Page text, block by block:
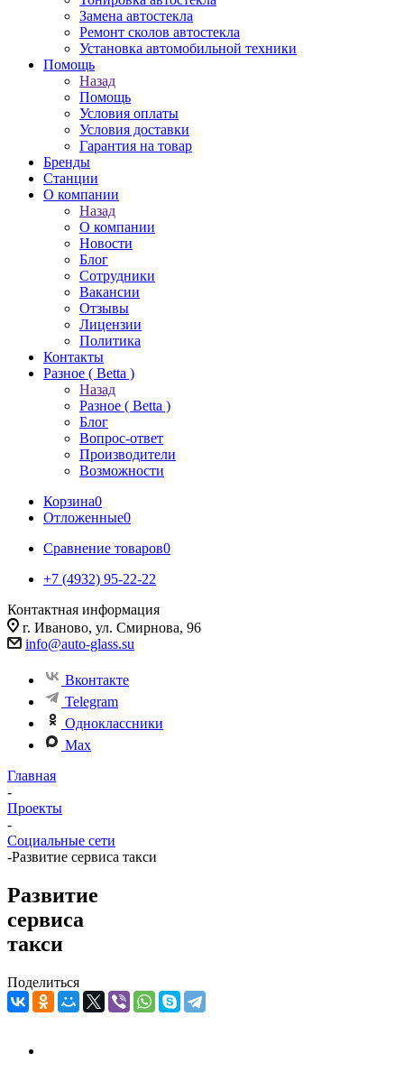
Замена автостекла
Ремонт сколов автостекла
Установка автомобильной техники
Помощь
Назад
Помощь
Условия оплаты
Условия доставки
Гарантия на товар
Бренды
Станции
О компании
Назад
О компании
Новости
Блог
Сотрудники
Вакансии
Отзывы
Лицензии
Политика
Контакты
Разное ( Betta )
Назад
Разное ( Betta )
Блог
Вопрос-ответ
Производители
Возможности
Корзина0
Отложенные0
Сравнение товаров0
+7 (4932) 95-22-22
Контактная информация
г. Иваново, ул. Смирнова, 96
info@auto-glass.su
Вконтакте
Telegram
Одноклассники
Max
Главная
-
Проекты
-
Социальные сети
-Развитие сервиса такси
Развитие
сервиса
такси
Поделиться